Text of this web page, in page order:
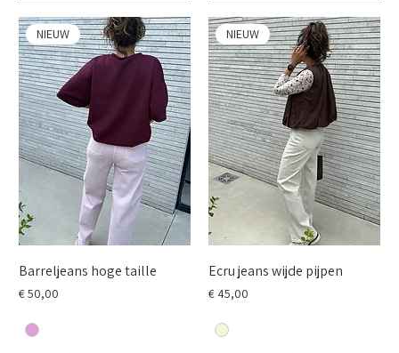
NIEUW
Barreljeans hoge taille
Prijs
€ 50,00
NIEUW
Ecru jeans wijde pijpen
Prijs
€ 45,00